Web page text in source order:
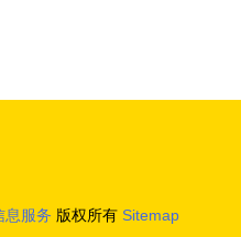
息服务 版权所有 Sitemap